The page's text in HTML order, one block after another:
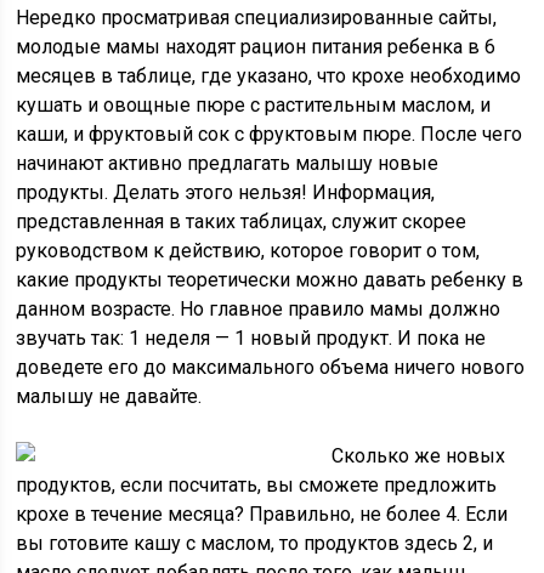
Нередко просматривая специализированные сайты,
молодые мамы находят рацион питания ребенка в 6
месяцев в таблице, где указано, что крохе необходимо
кушать и овощные пюре с растительным маслом, и
каши, и фруктовый сок с фруктовым пюре. После чего
начинают активно предлагать малышу новые
продукты. Делать этого нельзя! Информация,
представленная в таких таблицах, служит скорее
руководством к действию, которое говорит о том,
какие продукты теоретически можно давать ребенку в
данном возрасте. Но главное правило мамы должно
звучать так: 1 неделя — 1 новый продукт. И пока не
доведете его до максимального объема ничего нового
малышу не давайте.
Сколько же новых
продуктов, если посчитать, вы сможете предложить
крохе в течение месяца? Правильно, не более 4. Если
вы готовите кашу с маслом, то продуктов здесь 2, и